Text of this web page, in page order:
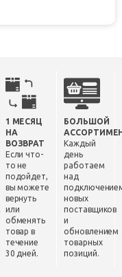
1 МЕСЯЦ
НА
ВОЗВРАТ
Если что-
то не
подойдет,
вы можете
вернуть
или
обменять
товар в
течение
30 дней.
БОЛЬШОЙ
Каждый
день
работаем
над
новых
поставщиков
и
обновлением
товарных
позиций.